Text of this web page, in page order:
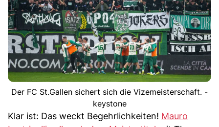
Der FC St.Gallen sichert sich die Vizemeisterschaft. -
keystone
Klar ist: Das weckt Begehrlichkeiten! Mauro